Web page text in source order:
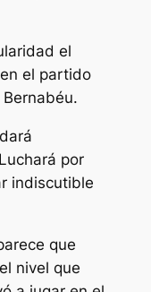
el
el partido
por
indiscutible
que
nivel que